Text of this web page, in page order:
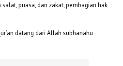
puasa, dan zakat, pembagian hak
datang dari Allah subhanahu